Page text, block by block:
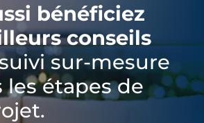
bénéficiez
conseils
sur-mesure
les étapes de